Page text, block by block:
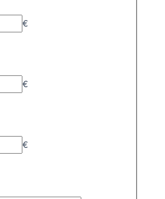
€
€
€